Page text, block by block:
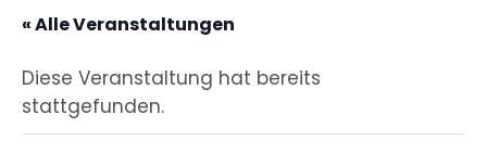
« Alle Veranstaltungen
Diese Veranstaltung hat bereits
stattgefunden.